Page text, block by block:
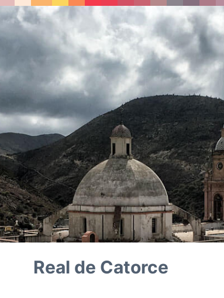
Real de Catorce